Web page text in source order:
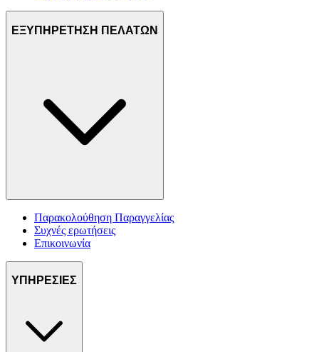
ΕΞΥΠΗΡΕΤΗΣΗ ΠΕΛΑΤΩΝ
Παρακολούθηση Παραγγελίας
Συχνές ερωτήσεις
Επικοινωνία
ΥΠΗΡΕΣΙΕΣ